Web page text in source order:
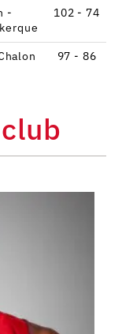
-
102 - 74
97 - 86